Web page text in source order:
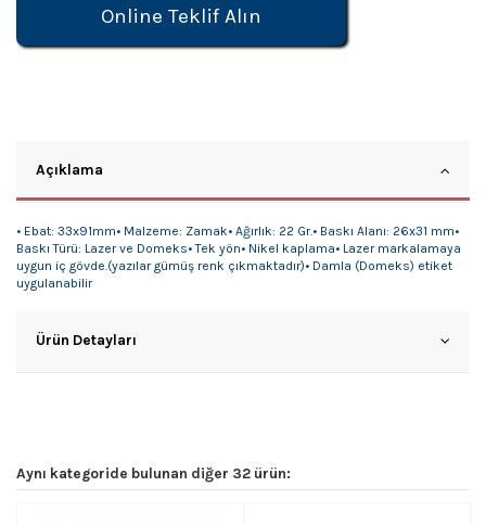
Online Teklif Alın
Açıklama
• Ebat: 33x91mm• Malzeme: Zamak• Ağırlık: 22 Gr.• Baskı Alanı: 26x31 mm•
Baskı Türü: Lazer ve Domeks• Tek yön• Nikel kaplama• Lazer markalamaya
uygun iç gövde.(yazılar gümüş renk çıkmaktadır)• Damla (Domeks) etiket
uygulanabilir
Ürün Detayları
Aynı kategoride bulunan diğer 32 ürün: